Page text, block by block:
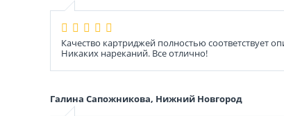
Качество картриджей полностью соответствует
Никаких нареканий. Все отлично!
Галина Сапожникова, Нижний Новгород